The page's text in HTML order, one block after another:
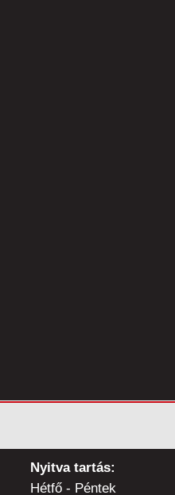
Nyitva tartás:
Hétfő - Péntek